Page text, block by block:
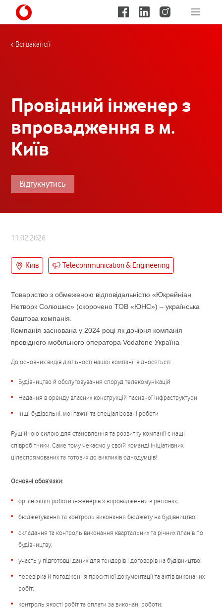
Всі вакансії
Провідний інженер з
впровадження в м.
Київ
Відгукнутись
Київ Telecommunication & Engineering
11.02.2026
Товариство з обмеженою відповідальністю «Юкрейніан
Нетворк Солюшнс» (скорочено ТОВ «ЮНС») – українська
баштова компанія.
Компанія заснована у 2024 році як дочірня компанія
провідного мобільного оператора Vodafone Україна
До основних видів діяльності нашої компанії відносяться:
Будівництво й обслуговування споруд телекомунікацій
Надання в оренду власних конструкцій пасивної інфраструктури
Інші будівельні, монтажні та спеціалізовані роботи
Рушійною силою для становлення та розвитку компанії є наші
співробітники. Саме тому чекаємо у своїй команді ініціативних,
цілеспрямованих та готових до викликів однодумців!
Основні обов’язки:
організація роботи інженерів з впровадження в регіонах;
бюджетування та контроль виконання бюджету на будівництво;
складання та контроль виконання квартальних та річних планів по
будівництву;
участь у підготовці даних для тендерів і договорів на будівництво;
перевірка й погодження проєктної документації та актів виконаних
робіт;
контроль якості робіт та оплати за виконані роботи;